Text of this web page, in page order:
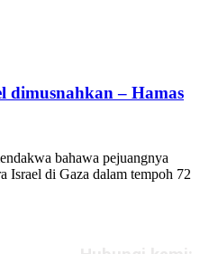
dimusnahkan – Hamas
bahawa pejuangnya
Israel di Gaza dalam tempoh 72